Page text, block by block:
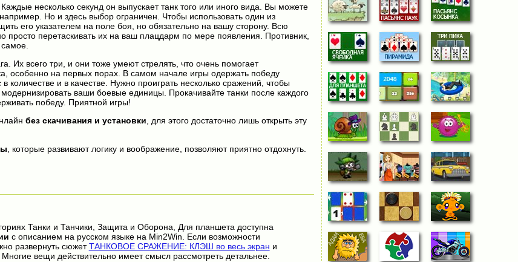
несколько секунд он выпускает танк того или иного вида. Вы можете
Но и здесь выбор ограничен. Чтобы использовать один из
его указателем на поле боя, но обязательно на вашу сторону. Всю
просто перетаскивать их на ваш плацдарм по мере появления. Противник,
Их всего три, и они тоже умеют стрелять, что очень помогает
особенно на первых порах. В самом начале игры одержать победу
количестве и в качестве. Нужно проиграть несколько сражений, чтобы
ваши боевые единицы. Прокачивайте танки после каждого
победу. Приятной игры!
без скачивания и установки, для этого достаточно лишь открыть эту
, которые развивают логику и воображение, позволяют приятно отдохнуть.
Танки и Танчики, Защита и Оборона, Для планшета доступна
с описанием на русском языке на Min2Win. Если возможности
развернуть сюжетТАНКОВОЕ СРАЖЕНИЕ: КЛЭШ во весь экран и
вещи действительно имеет смысл рассмотреть детальнее.